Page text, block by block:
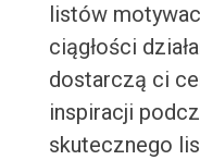
listów
ciągłości
dostarczą ci
inspiracji
skutecznego